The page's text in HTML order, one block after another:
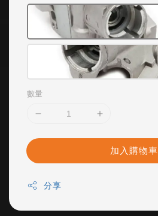
數量
加入購物車
分享